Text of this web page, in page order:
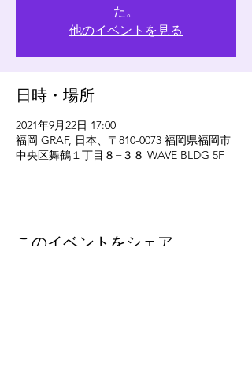
た。
他のイベントを見る
日時・場所
2021年9月22日 17:00
福岡 GRAF, 日本、〒810-0073 福岡県福岡市
中央区舞鶴１丁目８−３８ WAVE BLDG 5F
このイベントをシェア